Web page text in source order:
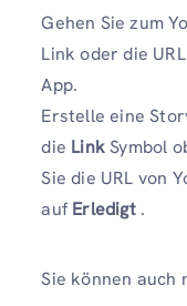
Gehen Sie zum
Link oder die
App.
Erstelle eine
die LinkSymbol
Sie die URL von
aufErledigt .
Sie können auch